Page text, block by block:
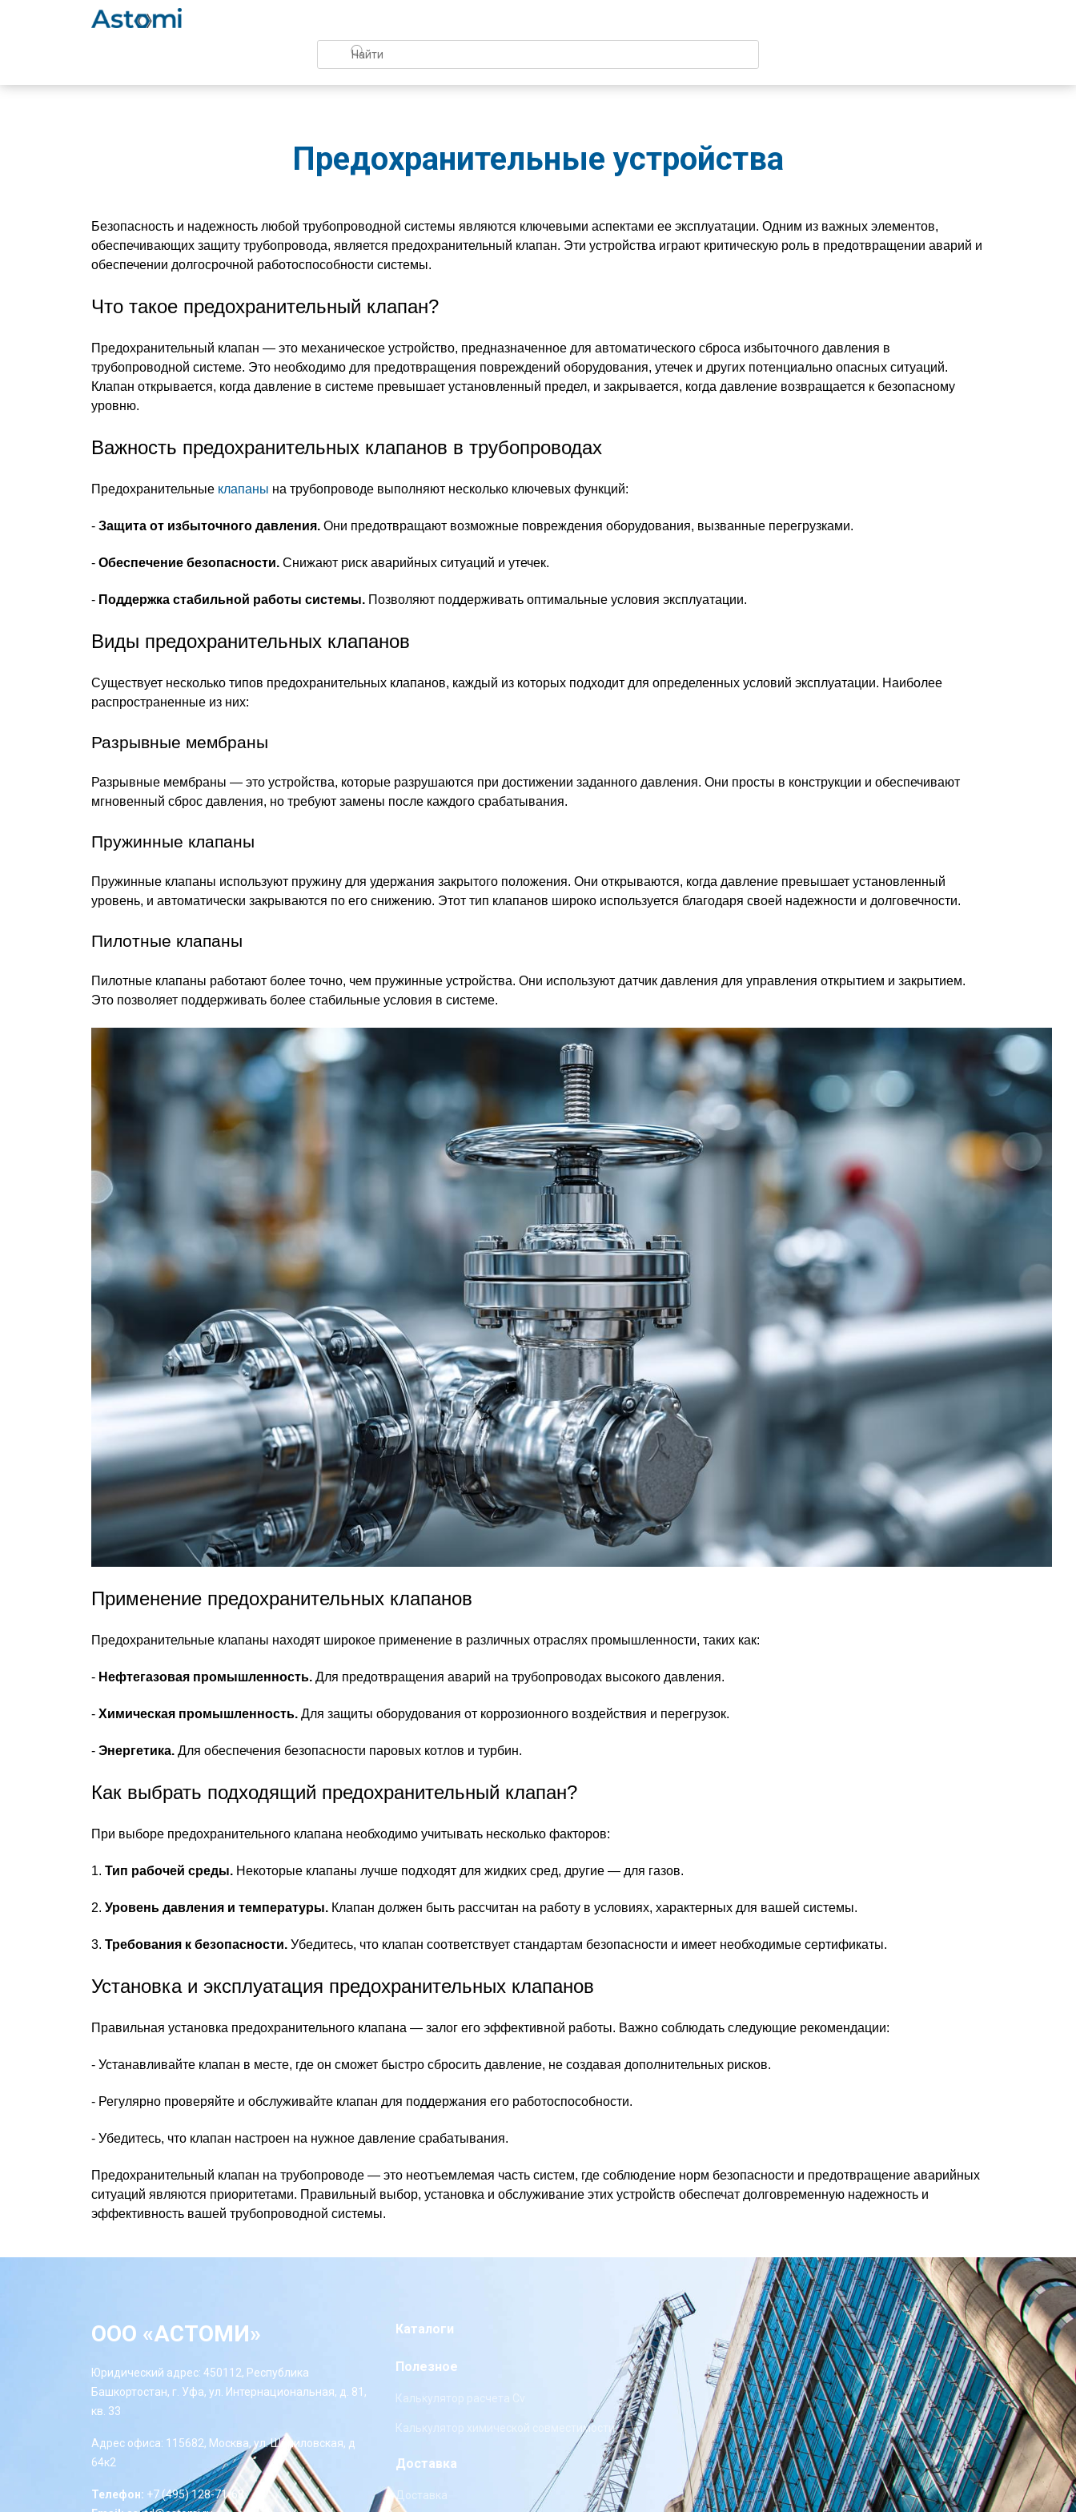
Предохранительные устройства
Безопасность и надежность любой трубопроводной системы являются ключевыми аспектами ее эксплуатации. Одним из важных элементов,
обеспечивающих защиту трубопровода, является предохранительный клапан. Эти устройства играют критическую роль в предотвращении аварий и
обеспечении долгосрочной работоспособности системы.
Что такое предохранительный клапан?
Предохранительный клапан — это механическое устройство, предназначенное для автоматического сброса избыточного давления в
трубопроводной системе. Это необходимо для предотвращения повреждений оборудования, утечек и других потенциально опасных ситуаций.
Клапан открывается, когда давление в системе превышает установленный предел, и закрывается, когда давление возвращается к безопасному
уровню.
Важность предохранительных клапанов в трубопроводах
Предохранительные клапаны на трубопроводе выполняют несколько ключевых функций:
- Защита от избыточного давления. Они предотвращают возможные повреждения оборудования, вызванные перегрузками.
- Обеспечение безопасности. Снижают риск аварийных ситуаций и утечек.
- Поддержка стабильной работы системы. Позволяют поддерживать оптимальные условия эксплуатации.
Виды предохранительных клапанов
Существует несколько типов предохранительных клапанов, каждый из которых подходит для определенных условий эксплуатации. Наиболее
распространенные из них:
Разрывные мембраны
Разрывные мембраны — это устройства, которые разрушаются при достижении заданного давления. Они просты в конструкции и обеспечивают
мгновенный сброс давления, но требуют замены после каждого срабатывания.
Пружинные клапаны
Пружинные клапаны используют пружину для удержания закрытого положения. Они открываются, когда давление превышает установленный
уровень, и автоматически закрываются по его снижению. Этот тип клапанов широко используется благодаря своей надежности и долговечности.
Пилотные клапаны
Пилотные клапаны работают более точно, чем пружинные устройства. Они используют датчик давления для управления открытием и закрытием.
Это позволяет поддерживать более стабильные условия в системе.
Применение предохранительных клапанов
Предохранительные клапаны находят широкое применение в различных отраслях промышленности, таких как:
- Нефтегазовая промышленность. Для предотвращения аварий на трубопроводах высокого давления.
- Химическая промышленность. Для защиты оборудования от коррозионного воздействия и перегрузок.
- Энергетика. Для обеспечения безопасности паровых котлов и турбин.
Как выбрать подходящий предохранительный клапан?
При выборе предохранительного клапана необходимо учитывать несколько факторов:
1. Тип рабочей среды. Некоторые клапаны лучше подходят для жидких сред, другие — для газов.
2. Уровень давления и температуры. Клапан должен быть рассчитан на работу в условиях, характерных для вашей системы.
3. Требования к безопасности. Убедитесь, что клапан соответствует стандартам безопасности и имеет необходимые сертификаты.
Установка и эксплуатация предохранительных клапанов
Правильная установка предохранительного клапана — залог его эффективной работы. Важно соблюдать следующие рекомендации:
- Устанавливайте клапан в месте, где он сможет быстро сбросить давление, не создавая дополнительных рисков.
- Регулярно проверяйте и обслуживайте клапан для поддержания его работоспособности.
- Убедитесь, что клапан настроен на нужное давление срабатывания.
Предохранительный клапан на трубопроводе — это неотъемлемая часть систем, где соблюдение норм безопасности и предотвращение аварийных
ситуаций являются приоритетами. Правильный выбор, установка и обслуживание этих устройств обеспечат долговременную надежность и
эффективность вашей трубопроводной системы.
ООО «АСТОМИ»
Юридический адрес: 450112, Республика
Башкортостан, г. Уфа, ул. Интернациональная, д. 81,
кв. 33
Адрес офиса: 115682, Москва, ул. Шипиловская, д
64к2
Телефон: +7 (495) 128-71-68
Каталоги
Полезное
Калькулятор расчета Cv
Калькулятор химической совместимости
Доставка
Доставка